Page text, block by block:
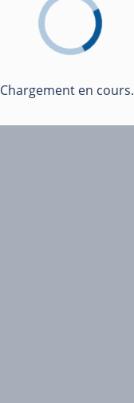
Chargement en